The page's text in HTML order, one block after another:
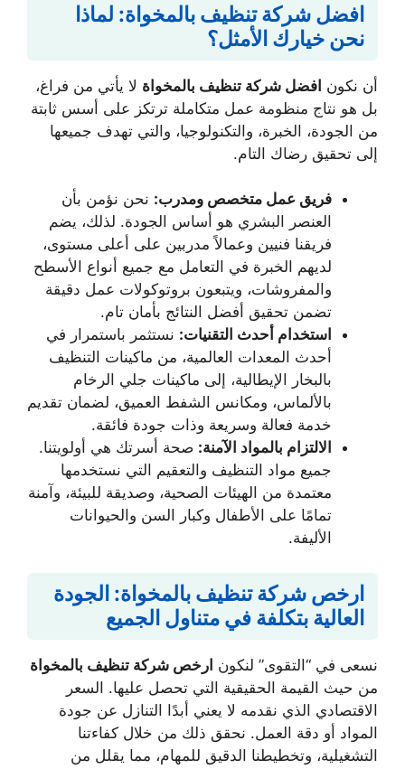
افضل شركة تنظيف بالمخواة: لماذا
نحن خيارك الأمثل؟
أن نكون افضل شركة تنظيف بالمخواة لا يأتي من فراغ،
بل هو نتاج منظومة عمل متكاملة ترتكز على أسس ثابتة
من الجودة، الخبرة، والتكنولوجيا، والتي تهدف جميعها
إلى تحقيق رضاك التام.
فريق عمل متخصص ومدرب: نحن نؤمن بأن
العنصر البشري هو أساس الجودة. لذلك، يضم
فريقنا فنيين وعمالاً مدربين على أعلى مستوى،
لديهم الخبرة في التعامل مع جميع أنواع الأسطح
والمفروشات، ويتبعون بروتوكولات عمل دقيقة
تضمن تحقيق أفضل النتائج بأمان تام.
استخدام أحدث التقنيات: نستثمر باستمرار في
أحدث المعدات العالمية، من ماكينات التنظيف
بالبخار الإيطالية، إلى ماكينات جلي الرخام
بالألماس، ومكانس الشفط العميق، لضمان تقديم
خدمة فعالة وسريعة وذات جودة فائقة.
الالتزام بالمواد الآمنة: صحة أسرتك هي أولويتنا.
جميع مواد التنظيف والتعقيم التي نستخدمها
معتمدة من الهيئات الصحية، وصديقة للبيئة، وآمنة
تمامًا على الأطفال وكبار السن والحيوانات
الأليفة.
ارخص شركة تنظيف بالمخواة: الجودة
العالية بتكلفة في متناول الجميع
نسعى في “التقوى” لنكون ارخص شركة تنظيف بالمخواة
من حيث القيمة الحقيقية التي تحصل عليها. السعر
الاقتصادي الذي نقدمه لا يعني أبدًا التنازل عن جودة
المواد أو دقة العمل. نحقق ذلك من خلال كفاءتنا
التشغيلية، وتخطيطنا الدقيق للمهام، مما يقلل من